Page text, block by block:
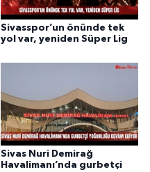
Sivasspor’un önünde tek
yol var, yeniden Süper Lig
Sivas Nuri Demirağ
Havalimanı’nda gurbetçi